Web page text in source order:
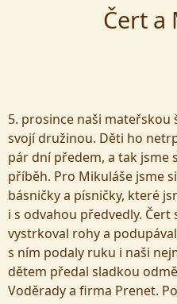
Čert a
5. prosince naši mateřskou
svojí družinou. Děti ho
pár dní předem, a tak jsme
příběh. Pro Mikuláše jsme
básničky a písničky, které
i s odvahou předvedly. Čert
vystrkoval rohy a
s ním podaly ruku i naši
dětem předal sladkou
Voděrady a firma Prenet.